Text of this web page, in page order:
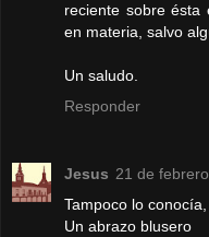
reciente sobre ésta
en materia, salvo
Un saludo.
Responder
Jesus 21 de
Tampoco lo
Un abrazo blusero